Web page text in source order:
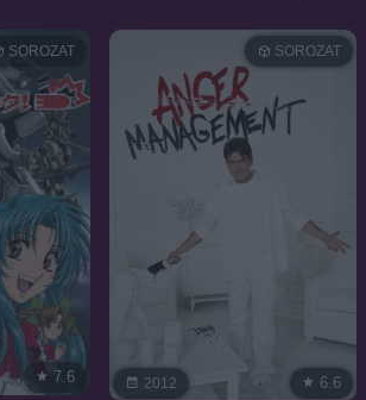
SOROZAT
7.6 2012
SOROZAT
6.6